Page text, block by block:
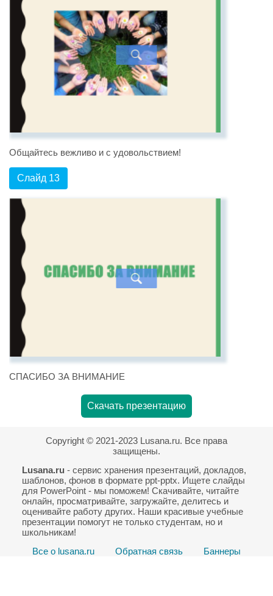
Общайтесь вежливо и с удовольствием!
Слайд 13
СПАСИБО ЗА ВНИМАНИЕ
Скачать презентацию
Copyright © 2021-2023 Lusana.ru. Все права
защищены.
Lusana.ru - сервис хранения презентаций, докладов,
шаблонов, фонов в формате ppt-pptx. Ищете слайды
для PowerPoint - мы поможем! Скачивайте, читайте
онлайн, просматривайте, загружайте, делитесь и
оценивайте работу других. Наши красивые учебные
презентации помогут не только студентам, но и
школьникам!
Все о lusana.ru
Обратная связь Баннеры